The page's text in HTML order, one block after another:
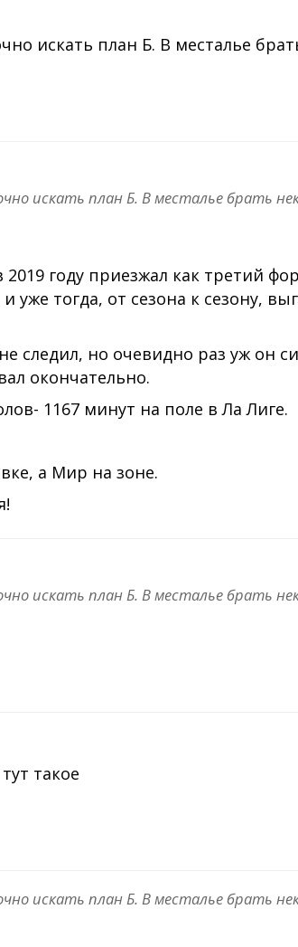
искать план Б. В месталье
искать план Б. В месталье брать
году приезжал как третий
уже тогда, от сезона к сезону,
следил, но очевидно раз уж он
окончательно.
1167 минут на поле в Ла Лиге.
а Мир на зоне.
искать план Б. В месталье брать
такое
искать план Б. В месталье брать